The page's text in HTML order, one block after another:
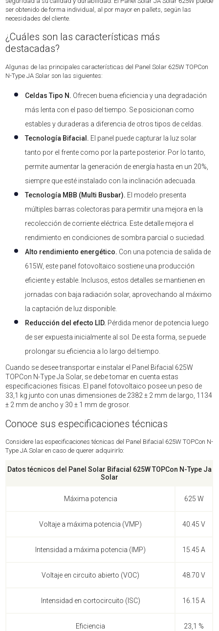
ser obtenido de forma individual, al por mayor en pallets, según las
necesidades del cliente.
¿Cuáles son las características más
destacadas?
Algunas de las principales características del Panel Solar 625W TOPCon
N-Type JA Solar son las siguientes:
Celdas Tipo N. Ofrecen buena eficiencia y una degradación
más lenta con el paso del tiempo. Se posicionan como
estables y duraderas a diferencia de otros tipos de celdas.
Tecnología Bifacial. El panel puede capturar la luz solar
tanto por el frente como por la parte posterior. Por lo tanto,
permite aumentar la generación de energía hasta en un 20%,
siempre que esté instalado con la inclinación adecuada.
Tecnología MBB (Multi Busbar). El modelo presenta
múltiples barras colectoras para permitir una mejora en la
recolección de corriente eléctrica. Este detalle mejora el
rendimiento en condiciones de sombra parcial o suciedad.
Alto rendimiento energético. Con una potencia de salida de
615W, este panel fotovoltaico sostiene una producción
eficiente y estable. Inclusos, estos detalles se mantienen en
jornadas con baja radiación solar, aprovechando al máximo
la captación de luz disponible.
Reducción del efecto LID. Pérdida menor de potencia luego
de ser expuesta inicialmente al sol. De esta forma, se puede
prolongar su eficiencia a lo largo del tiempo.
Cuando se desee transportar e instalar el Panel Bifacial 625W
TOPCon N-Type Ja Solar, se debe tomar en cuenta estas
especificaciones físicas. El panel fotovoltaico posee un peso de
33,1 kg junto con unas dimensiones de 2382 ± 2 mm de largo, 1134
± 2 mm de ancho y 30 ± 1 mm de grosor.
Conoce sus especificaciones técnicas
Considere las especificaciones técnicas del Panel Bifacial 625W TOPCon N-
Type JA Solar en caso de querer adquirirlo:
Datos técnicos del Panel Solar Bifacial 625W TOPCon N-Type Ja
Solar
Máxima potencia 625 W
Voltaje a máxima potencia (VMP) 40.45 V
Intensidad a máxima potencia (IMP) 15.45 A
Voltaje en circuito abierto (VOC) 48.70 V
Intensidad en cortocircuito (ISC) 16.15 A
Eficiencia 23,1 %